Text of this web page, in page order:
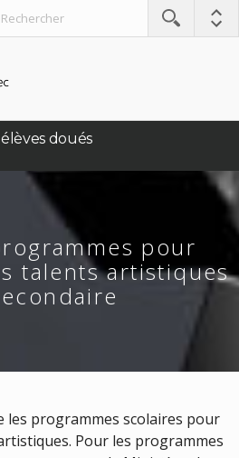
doués
pour
talents artistiques
les programmes scolaires pour
Pour les programmes